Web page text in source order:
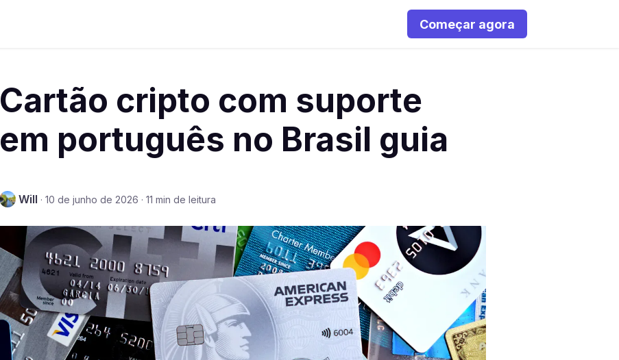
Começar agora
Cartão cripto com suporte
em português no Brasil guia
Will · 10 de junho de 2026 · 11 min de leitura